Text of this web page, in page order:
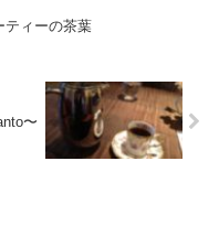
ティーの茶葉
〜